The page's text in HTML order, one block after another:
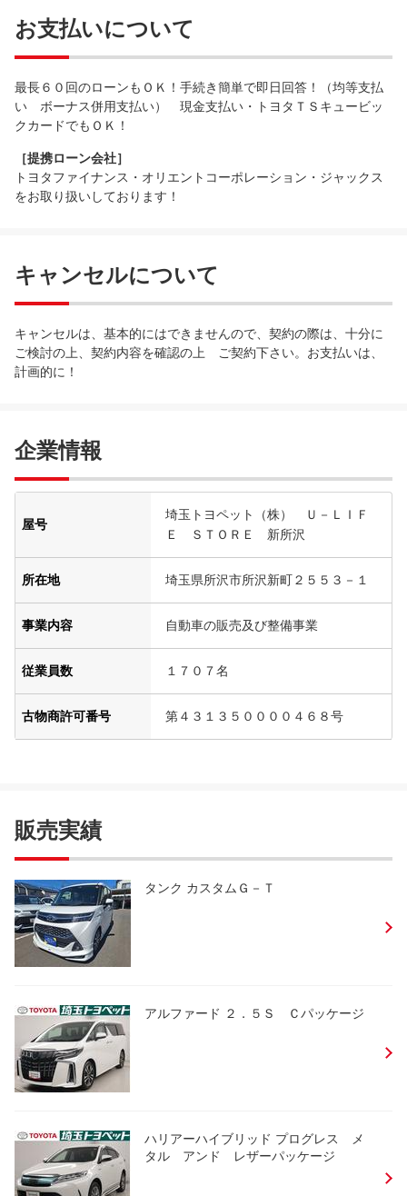
お支払いについて
最長６０回のローンもＯＫ！手続き簡単で即日回答！（均等支払
い ボーナス併用支払い） 現金支払い・トヨタＴＳキュービッ
クカードでもＯＫ！
［提携ローン会社］
トヨタファイナンス・オリエントコーポレーション・ジャックス
をお取り扱いしております！
キャンセルについて
キャンセルは、基本的にはできませんので、契約の際は、十分に
ご検討の上、契約内容を確認の上 ご契約下さい。お支払いは、
計画的に！
企業情報
屋号
埼玉トヨペット（株） Ｕ－ＬＩＦ
Ｅ ＳＴＯＲＥ 新所沢
所在地 埼玉県所沢市所沢新町２５５３－１
事業内容 自動車の販売及び整備事業
従業員数 １７０７名
古物商許可番号 第４３１３５００００４６８号
販売実績
タンク カスタムＧ－Ｔ
アルファード ２．５Ｓ Ｃパッケージ
ハリアーハイブリッド プログレス メ
タル アンド レザーパッケージ